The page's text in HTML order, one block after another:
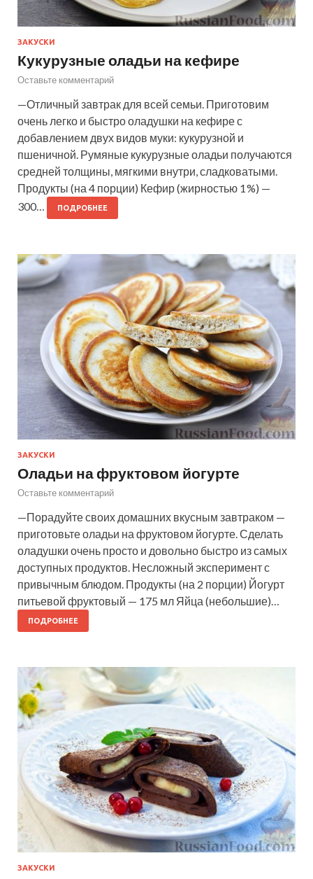
ЗАКУСКИ
Кукурузные оладьи на кефире
Оставьте комментарий
—Отличный завтрак для всей семьи. Приготовим
очень легко и быстро оладушки на кефире с
добавлением двух видов муки: кукурузной и
пшеничной. Румяные кукурузные оладьи получаются
средней толщины, мягкими внутри, сладковатыми.
Продукты (на 4 порции) Кефир (жирностью 1 %) —
300…
ПОДРОБНЕЕ
ЗАКУСКИ
Оладьи на фруктовом йогурте
Оставьте комментарий
—Порадуйте своих домашних вкусным завтраком —
приготовьте оладьи на фруктовом йогурте. Сделать
оладушки очень просто и довольно быстро из самых
доступных продуктов. Несложный эксперимент с
привычным блюдом. Продукты (на 2 порции) Йогурт
питьевой фруктовый — 175 мл Яйца (небольшие)…
ПОДРОБНЕЕ
ЗАКУСКИ